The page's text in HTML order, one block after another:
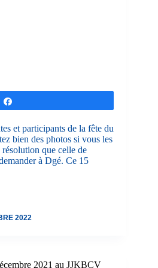
et participants de la fête du
bien des photos si vous les
que celle de
à Dgé. Ce 15
2022
2021 au JJKBCV